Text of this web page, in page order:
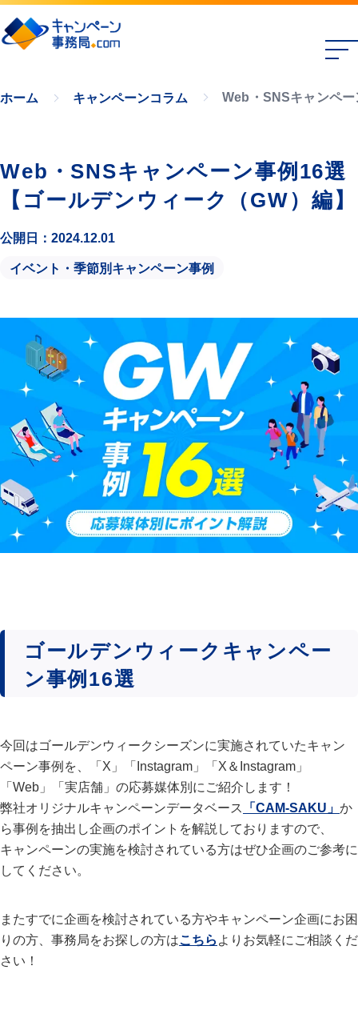
ホーム キャンペーンコラム Web・SNSキャンペ
Web・SNSキャンペーン事例16選
【ゴールデンウィーク（GW）編】
公開日：2024.12.01
イベント・季節別キャンペーン事例
ゴールデンウィークキャンペー
ン事例16選
今回はゴールデンウィークシーズンに実施されていたキャン
ペーン事例を、「X」「Instagram」「X＆Instagram」
「Web」「実店舗」の応募媒体別にご紹介します！
弊社オリジナルキャンペーンデータベース
「CAM-SAKU」 か
ら事例を抽出し企画のポイントを解説しておりますので、
キャンペーンの実施を検討されている方はぜひ企画のご参考に
してください。
またすでに企画を検討されている方やキャンペーン企画にお困
りの方、事務局をお探しの方はこちら よりお気軽にご相談くだ
さい！